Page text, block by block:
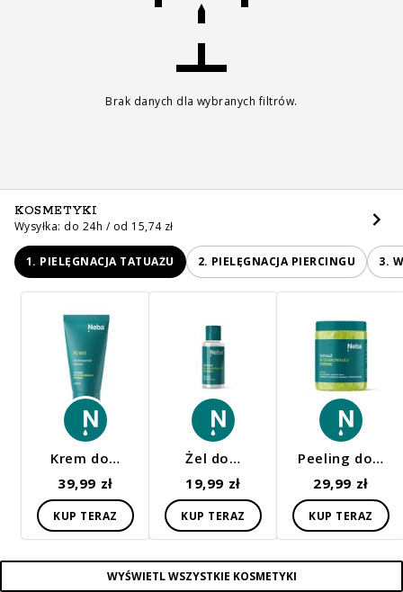
Brak danych dla wybranych filtrów.
KOSMETYKI
Wysyłka: do 24h / od 15,74 zł
1. PIELĘGNACJA TATUAŻU 2. PIELĘGNACJA PIERCINGU 3.
Krem do…
39,99 zł
KUP TERAZ
Żel do…
19,99 zł
KUP TERAZ
Peeling do…
29,99 zł
KUP TERAZ
WYŚWIETL WSZYSTKIE KOSMETYKI